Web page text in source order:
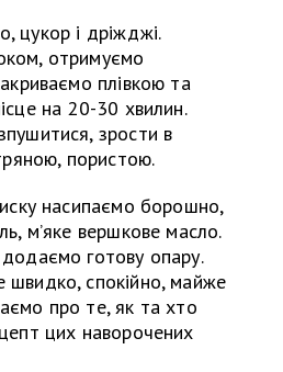
цукор і дріжджі.
отримуємо
плівкою та
на 20-30 хвилин.
зрости в
пористою.
насипаємо борошно,
м’яке вершкове масло.
готову опару.
спокійно, майже
про те, як та хто
цих наворочених